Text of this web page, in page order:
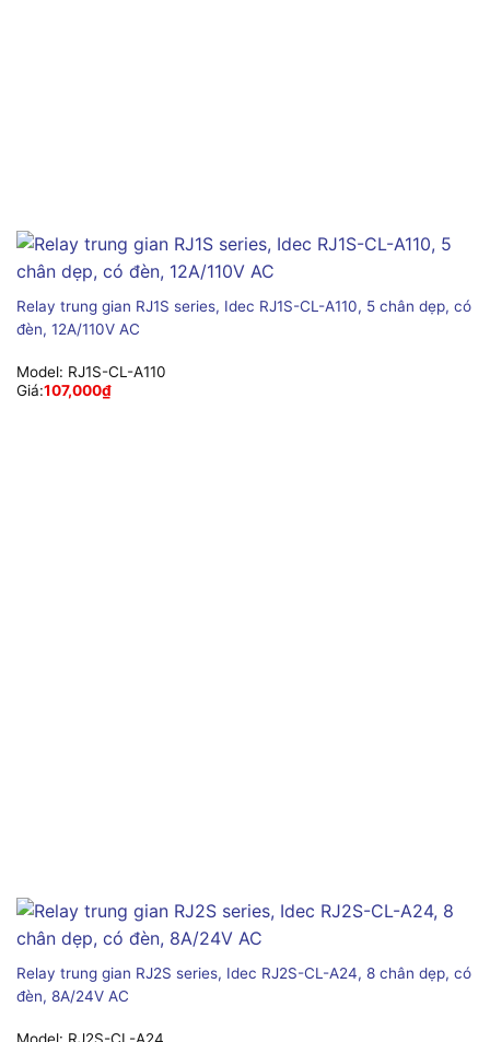
Relay trung gian RJ1S series, Idec RJ1S-CL-A110, 5 chân dẹp, có
đèn, 12A/110V AC
Model: RJ1S-CL-A110
Giá:107,000₫
Relay trung gian RJ2S series, Idec RJ2S-CL-A24, 8 chân dẹp, có
đèn, 8A/24V AC